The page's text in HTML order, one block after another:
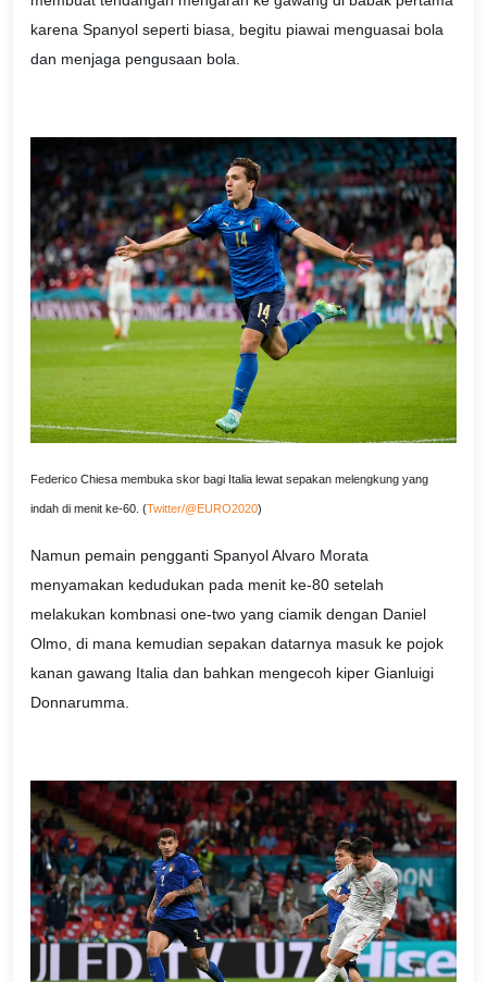
karena Spanyol seperti biasa, begitu piawai menguasai bola
dan menjaga pengusaan bola.
Federico Chiesa membuka skor bagi Italia lewat sepakan melengkung yang
indah di menit ke-60. (Twitter/@EURO2020)
Namun pemain pengganti Spanyol Alvaro Morata
menyamakan kedudukan pada menit ke-80 setelah
melakukan kombnasi one-two yang ciamik dengan Daniel
Olmo, di mana kemudian sepakan datarnya masuk ke pojok
kanan gawang Italia dan bahkan mengecoh kiper Gianluigi
Donnarumma.